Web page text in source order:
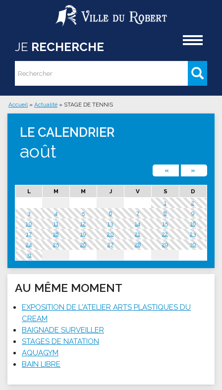
Aller au contenu principal
JE RECHERCHE
Formulaire de recherche
Rechercher
Vous êtes ici
Accueil » Actualité » STAGE DE TENNIS
LE CALENDRIER
août
« »
L M M J V S
D
1
2
3
4 5 6 7 8
9
10
11 12 13 14 15
16
17
18 19 20 21 22
23
24
25 26 27 28 29
30
31
AU MÊME MOMENT
EXPOSITION DE L'ATELIER ARTS PLASTIQUES DU
CREAM
BAIGNADE SURVEILLER
STAGES DE NATATION
AQUAGYM
BAIN LIBRE